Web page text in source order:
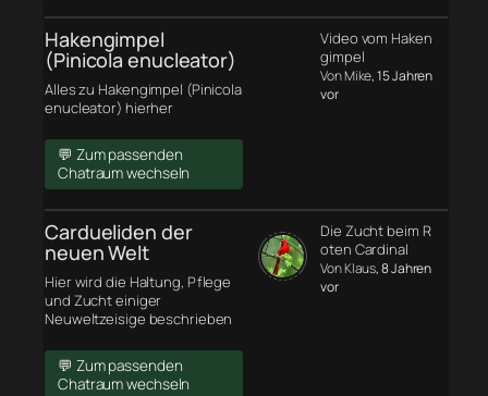
Hakengimpel
(Pinicola enucleator)
Alles zu Hakengimpel (Pinicola
enucleator) hierher
💬 Zum passenden
Chatraum wechseln
Video vom Haken
gimpel
Von Mike, 15 Jahren
vor
Cardueliden der
neuen Welt
Hier wird die Haltung, Pflege
und Zucht einiger
Neuweltzeisige beschrieben
💬 Zum passenden
Chatraum wechseln
Die Zucht beim R
oten Cardinal
Von Klaus, 8 Jahren
vor